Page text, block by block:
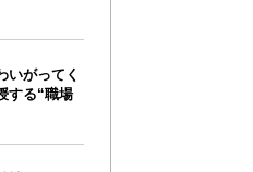
いがってく
する“職場